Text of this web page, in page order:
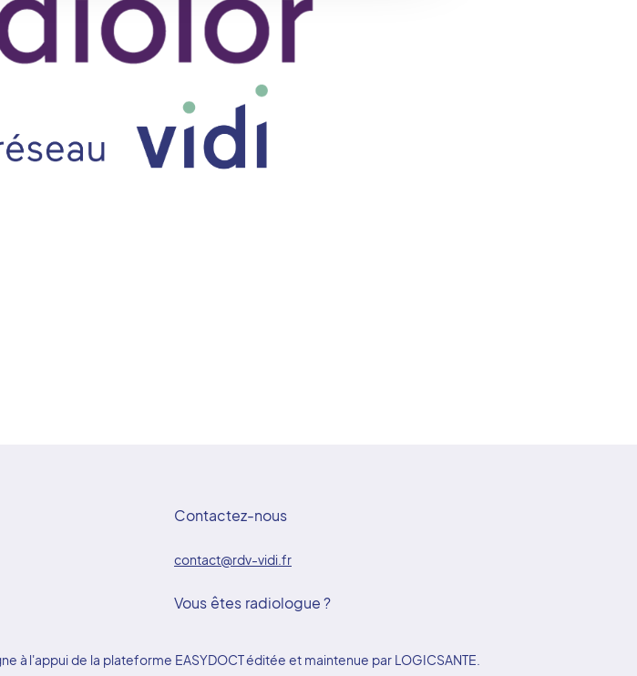
Contactez-nous
contact@rdv-vidi.fr
Vous êtes radiologue ?
à l'appui de la plateforme EASYDOCT éditée et maintenue par LOGICSANTE.